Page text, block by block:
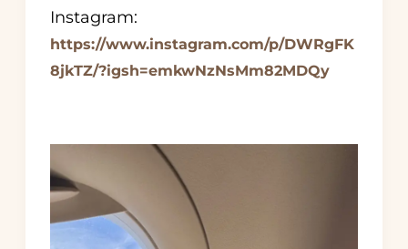
Instagram:
https://www.instagram.com/p/DWRgFK
8jkTZ/?igsh=emkwNzNsMm82MDQy